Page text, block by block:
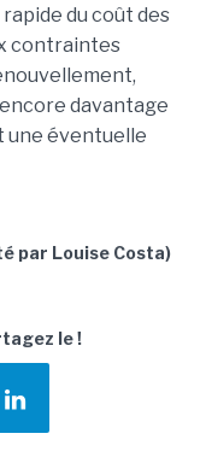
du coût des
contraintes
davantage
une éventuelle
par Louise Costa)
le !